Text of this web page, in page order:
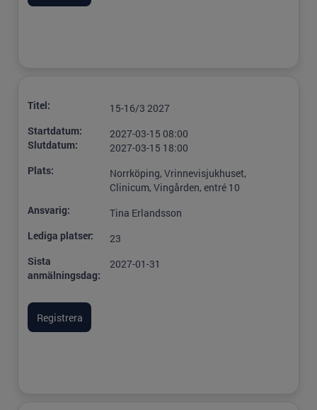
Titel:
15-16/3 2027
Startdatum:
Slutdatum:
2027-03-15 08:00
2027-03-15 18:00
Plats:
Norrköping, Vrinnevisjukhuset,
Clinicum, Vingården, entré 10
Ansvarig:
Tina Erlandsson
Lediga platser:
23
Sista
anmälningsdag:
2027-01-31